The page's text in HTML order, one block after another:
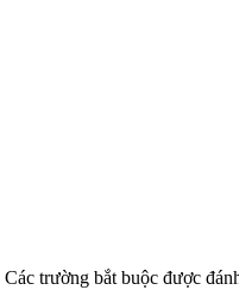
Các trường bắt buộc được